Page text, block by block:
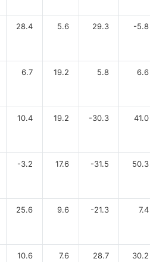
28.4 5.6 29.3 -5.8
6.7 19.2 5.8 6.6
10.4 19.2 -30.3 41.0
-3.2 17.6 -31.5 50.3
25.6 9.6 -21.3 7.4
10.6 7.6 28.7 30.2